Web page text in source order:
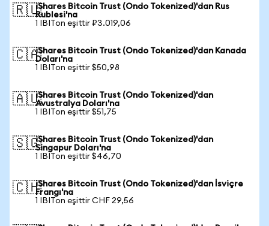
🇷🇺iShares Bitcoin Trust (Ondo Tokenized)'dan Rus
Rublesi'na
1 IBITon eşittir ₽3.019,06
🇨🇦iShares Bitcoin Trust (Ondo Tokenized)'dan Kanada
Doları'na
1 IBITon eşittir $50,98
🇦🇺iShares Bitcoin Trust (Ondo Tokenized)'dan
Avustralya Doları'na
1 IBITon eşittir $51,75
🇸🇬iShares Bitcoin Trust (Ondo Tokenized)'dan
Singapur Doları'na
1 IBITon eşittir $46,70
🇨🇭iShares Bitcoin Trust (Ondo Tokenized)'dan İsviçre
Frangı'na
1 IBITon eşittir CHF 29,56